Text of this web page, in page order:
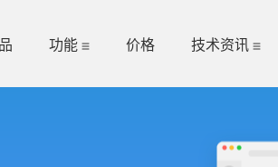
功能 价格 技术资讯